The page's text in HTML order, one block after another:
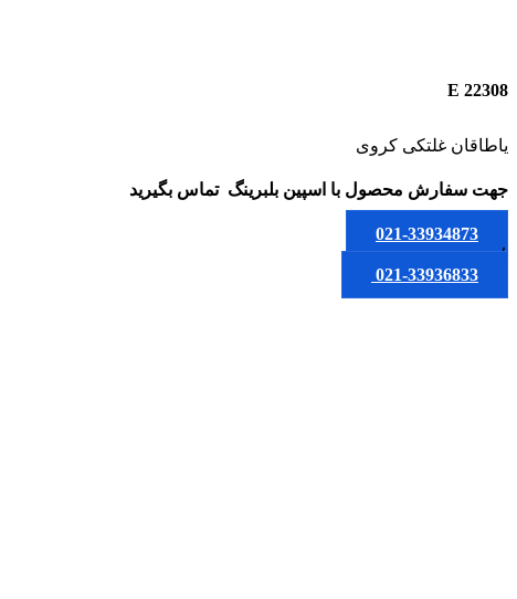
22308 E
یاطاقان غلتکی کروی
جهت سفارش محصول با اسپین بلبرینگ تماس بگیرید
021-33934873
یا
021-33936833